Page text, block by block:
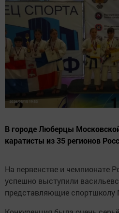
В городе Люберцы
каратисты из 35 регионов
На первенстве и чемпионате
успешно выступили
представляющие